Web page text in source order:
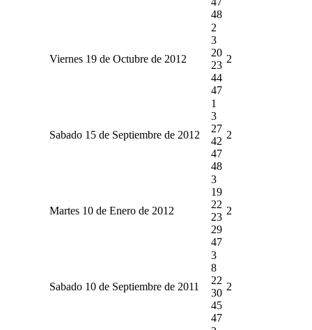
48
Viernes 19 de Octubre de 2012
2
3
20
23
44
47
2
Sabado 15 de Septiembre de 2012
1
3
27
42
47
48
2
Martes 10 de Enero de 2012
3
19
22
23
29
47
2
Sabado 10 de Septiembre de 2011
3
8
22
30
45
47
2